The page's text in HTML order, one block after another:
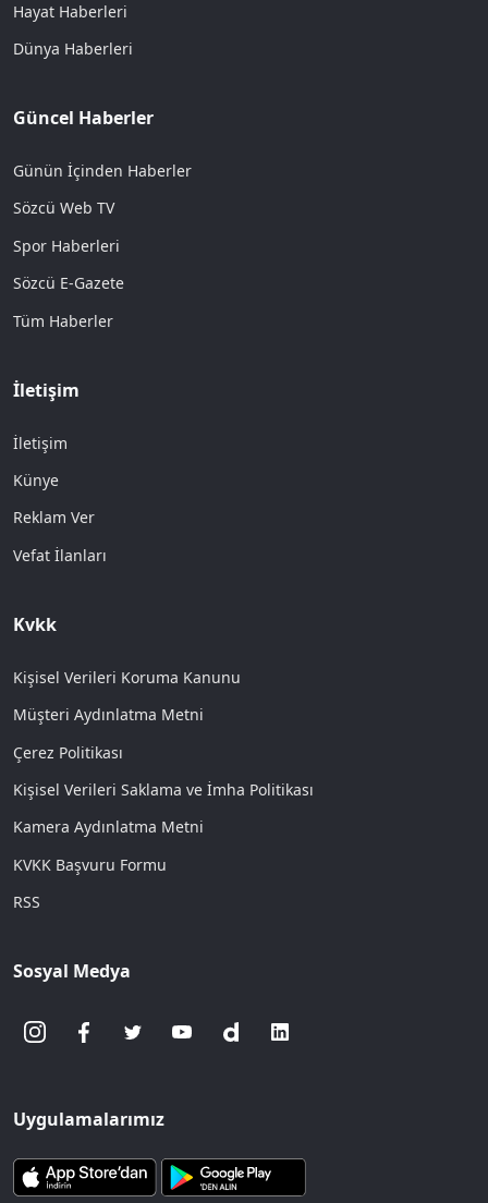
Hayat Haberleri
Dünya Haberleri
Güncel Haberler
Günün İçinden Haberler
Sözcü Web TV
Spor Haberleri
Sözcü E-Gazete
Tüm Haberler
İletişim
İletişim
Künye
Reklam Ver
Vefat İlanları
Kvkk
Kişisel Verileri Koruma Kanunu
Müşteri Aydınlatma Metni
Çerez Politikası
Kişisel Verileri Saklama ve İmha Politikası
Kamera Aydınlatma Metni
KVKK Başvuru Formu
RSS
Sosyal Medya
Uygulamalarımız